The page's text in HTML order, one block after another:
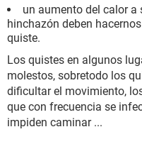
un aumento del calor a
hinchazón deben
quiste.
Los quistes en algunos
molestos, sobretodo los
dificultar el movimiento,
que con frecuencia se
impiden caminar ...